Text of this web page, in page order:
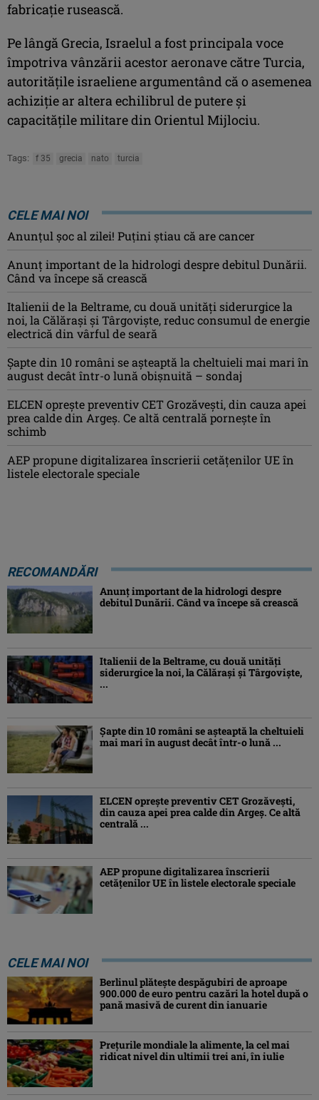
fabricaţie rusească.
Pe lângă Grecia, Israelul a fost principala voce
împotriva vânzării acestor aeronave către Turcia,
autorităţile israeliene argumentând că o asemenea
achiziţie ar altera echilibrul de putere şi
capacităţile militare din Orientul Mijlociu.
Tags: f 35 grecia nato turcia
CELE MAI NOI
Anunţul şoc al zilei! Puţini ştiau că are cancer
Anunț important de la hidrologi despre debitul Dunării.
Când va începe să crească
Italienii de la Beltrame, cu două unități siderurgice la
noi, la Călărași și Târgoviște, reduc consumul de energie
electrică din vârful de seară
Şapte din 10 români se aşteaptă la cheltuieli mai mari în
august decât într-o lună obişnuită – sondaj
ELCEN oprește preventiv CET Grozăvești, din cauza apei
prea calde din Argeș. Ce altă centrală pornește în
schimb
AEP propune digitalizarea înscrierii cetăţenilor UE în
listele electorale speciale
RECOMANDĂRI
Anunț important de la hidrologi despre
debitul Dunării. Când va începe să crească
Italienii de la Beltrame, cu două unități
siderurgice la noi, la Călărași și Târgoviște,
...
Şapte din 10 români se aşteaptă la cheltuieli
mai mari în august decât într-o lună ...
ELCEN oprește preventiv CET Grozăvești,
din cauza apei prea calde din Argeș. Ce altă
centrală ...
AEP propune digitalizarea înscrierii
cetăţenilor UE în listele electorale speciale
CELE MAI NOI
Berlinul plăteşte despăgubiri de aproape
900.000 de euro pentru cazări la hotel după o
pană masivă de curent din ianuarie
Preţurile mondiale la alimente, la cel mai
ridicat nivel din ultimii trei ani, în iulie